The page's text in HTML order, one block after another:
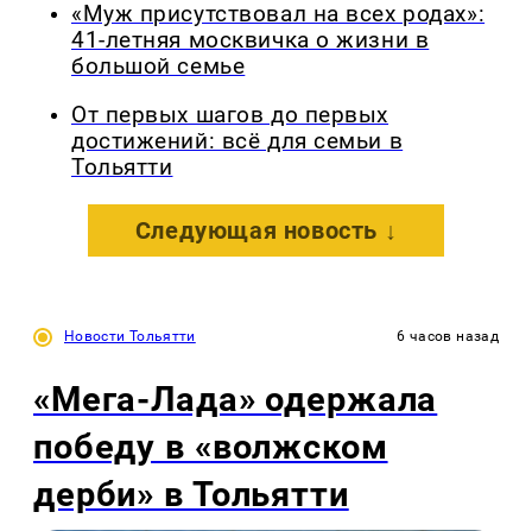
«Муж присутствовал на всех родах»:
41-летняя москвичка о жизни в
большой семье
От первых шагов до первых
достижений: всё для семьи в
Тольятти
Следующая новость ↓
Новости Тольятти 6 часов назад
«Мега-Лада» одержала
победу в «волжском
дерби» в Тольятти